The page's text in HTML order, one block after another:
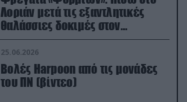
Λοριάν μετά τις εξαντλητικές
θαλάσσιες δοκιμές στον
απαιτητικό Βισκαϊκό
25.06.2026
Βολές Harpoon από τις μονάδες
του ΠΝ (βίντεο)